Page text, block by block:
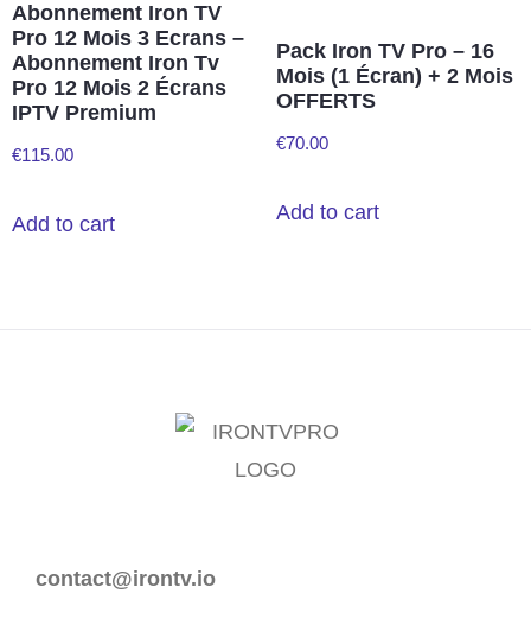
Abonnement Iron TV
Pro 12 Mois 3 Ecrans –
Abonnement Iron Tv
Pro 12 Mois 2 Écrans
IPTV Premium
€115.00
Add to cart
Pack Iron TV Pro – 16
Mois (1 Écran) + 2 Mois
OFFERTS
€70.00
Add to cart
contact@irontv.io